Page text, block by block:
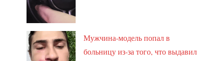
Мужчина-модель попал в
больницу из-за того, что выдавил